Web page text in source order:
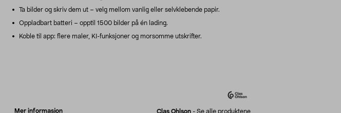
Ta bilder og skriv dem ut – velg mellom vanlig eller selvklebende papir.
Oppladbart batteri – opptil 1500 bilder på én lading.
Koble til app: flere maler, KI-funksjoner og morsomme utskrifter.
Mer informasjon Clas Ohlson - Se alle produktene